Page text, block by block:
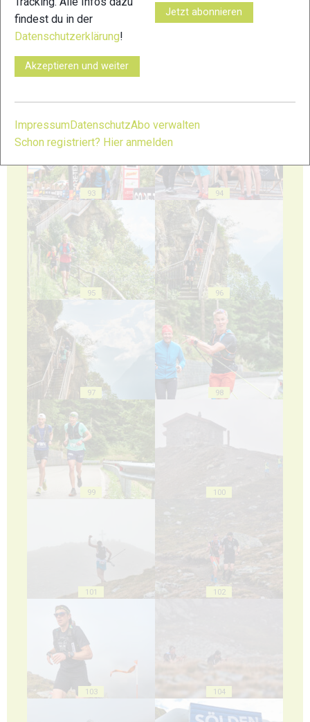
93 94
95 96
97 98
99 100
101 102
103 104
findest du in der
Datenschutzerklärung!
Akzeptieren und weiter
Jetzt abonnieren
Impressum DatenschutzAbo verwalten
Schon registriert? Hier anmelden